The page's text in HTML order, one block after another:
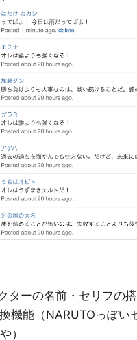
ターの名前・セリフの
機能（NARUTOっぽい
）